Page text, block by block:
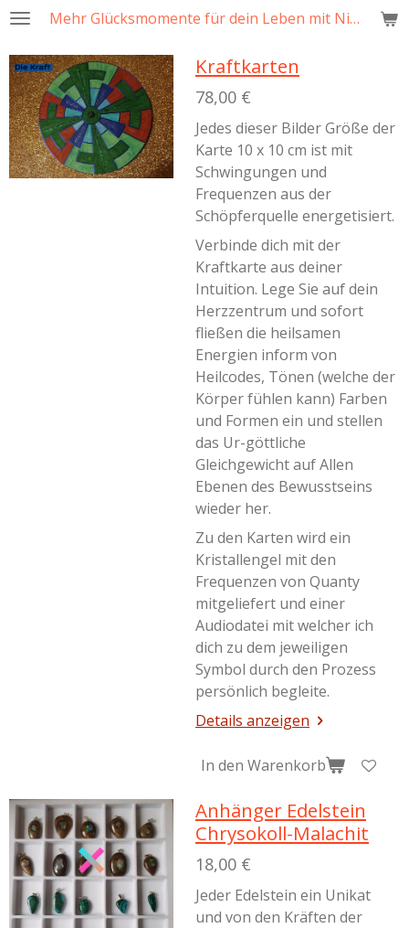
Zum
springen
Mehr Glücksmomente für dein Leben mit Nicole Jung
Kraftkarten
78,00 €
Jedes dieser Bilder Größe der
Karte 10 x 10 cm ist mit
Schwingungen und
Frequenzen aus der
Schöpferquelle energetisiert.
Verbinde dich mit der
Kraftkarte aus deiner
Intuition. Lege Sie auf dein
Herzzentrum und sofort
fließen die heilsamen
Energien inform von
Heilcodes, Tönen (welche der
Körper fühlen kann) Farben
und Formen ein und stellen
das Ur-göttliche
Gleichgewicht auf Allen
Ebenen des Bewusstseins
wieder her.
Zu den Karten wird ein
Kristallengel mit den
Frequenzen von Quanty
mitgeliefert und einer
Audiodatei mit welcher ich
dich zu dem jeweiligen
Symbol durch den Prozess
persönlich begleite.
Details anzeigen
In den Warenkorb
Anhänger Edelstein
Chrysokoll-Malachit
18,00 €
Jeder Edelstein ein Unikat
und von den Kräften der